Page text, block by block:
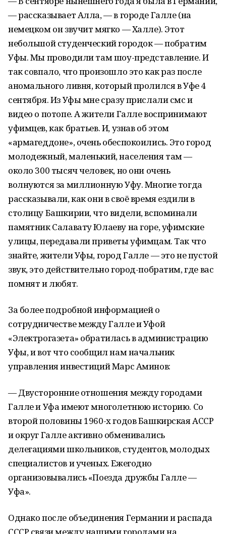
— рассказывает Алла, — в городе Галле (на
немецком он звучит мягко — Халле). Этот
небольшой студенческий городок — побратим
Уфы. Мы проводили там шоу-представление. И
так совпало, что произошло это как раз после
аномального ливня, который пролился в Уфе 4
сентября. Из Уфы мне сразу прислали смс и
видео о потопе. А жители Галле воспринимают
уфимцев, как братьев. И, узнав об этом
«армагеддоне», очень обеспокоились. Это город
молодежный, маленький, населения там —
около 300 тысяч человек, но они очень
волнуются за миллионную Уфу. Многие тогда
рассказывали, как они в своё время ездили в
столицу Башкирии, что видели, вспоминали
памятник Салавату Юлаеву на горе, уфимские
улицы, передавали приветы уфимцам. Так что
знайте, жители Уфы, город Галле — это не пустой
звук, это действительно город-побратим, где вас
помнят и любят.
За более подробной информацией о
сотрудничестве между Галле и Уфой
«Электрогазета» обратилась в администрацию
Уфы, и вот что сообщил нам начальник
управления инвестиций Марс Аминов:
— Двусторонние отношения между городами
Галле и Уфа имеют многолетнюю историю. Со
второй половины 1960-х годов Башкирская АССР
и округ Галле активно обменивались
делегациями школьников, студентов, молодых
специалистов и ученых. Ежегодно
организовывались «Поезда дружбы Галле —
Уфа».
Однако после объединения Германии и распада